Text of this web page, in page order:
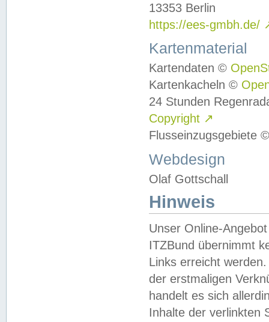
13353 Berlin
https://ees-gmbh.de/
Kartenmaterial
Kartendaten ©
Kartenkacheln ©
24 Stunden
Copyright ↗
Flusseinzugsgebiete
Webdesign
Olaf Gottschall
Hinweis
Unser Online-
ITZBund übernimmt
Links erreicht
der erstmaligen
handelt es sich
Inhalte der verlinkten